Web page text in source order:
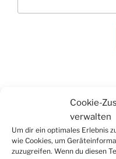
Cookie-
verwalten
Um dir ein optimales Erlebnis
wie Cookies, um
zuzugreifen. Wenn du diesen
TuS Weiershagen-
Kinder-Turngruppe